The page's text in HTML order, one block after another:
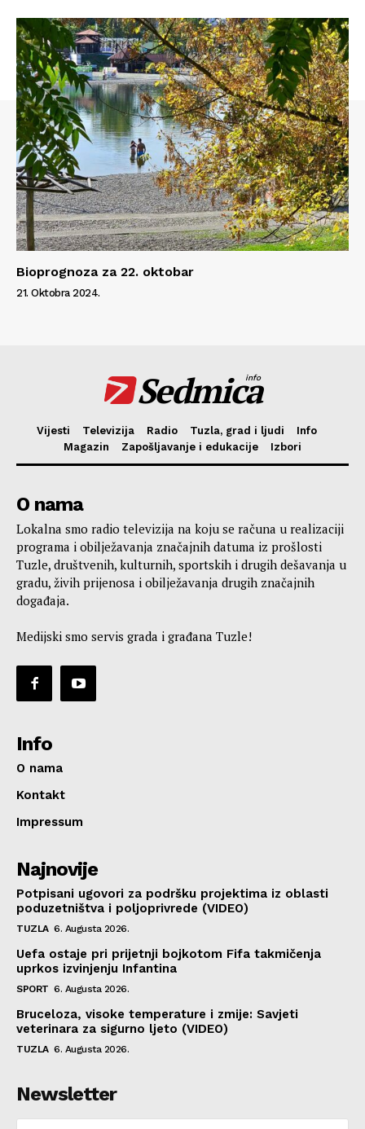
Info
O nama
Kontakt
Impressum
Bioprognoza za 22. oktobar
21. Oktobra 2024.
Sedmica
info
Vijesti Televizija Radio Tuzla, grad i ljudi
Info
Magazin
Zapošljavanje i edukacije Izbori
O nama
Lokalna smo radio televizija na koju se računa u realizaciji
programa i obilježavanja značajnih datuma iz prošlosti
Tuzle, društvenih, kulturnih, sportskih i drugih dešavanja u
gradu, živih prijenosa i obilježavanja drugih značajnih
događaja.
Medijski smo servis grada i građana Tuzle!
Info
O nama
Kontakt
Impressum
Najnovije
Potpisani ugovori za podršku projektima iz oblasti
poduzetništva i poljoprivrede (VIDEO)
TUZLA 6. Augusta 2026.
Uefa ostaje pri prijetnji bojkotom Fifa takmičenja
uprkos izvinjenju Infantina
SPORT 6. Augusta 2026.
Bruceloza, visoke temperature i zmije: Savjeti
veterinara za sigurno ljeto (VIDEO)
TUZLA 6. Augusta 2026.
Newsletter